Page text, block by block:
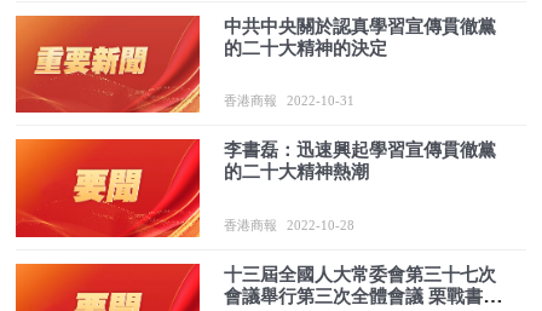
中共中央關於認真學習宣傳貫徹黨
的二十大精神的決定
香港商報 2022-10-31
李書磊：迅速興起學習宣傳貫徹黨
的二十大精神熱潮
香港商報 2022-10-28
十三屆全國人大常委會第三十七次
會議舉行第三次全體會議 栗戰書出